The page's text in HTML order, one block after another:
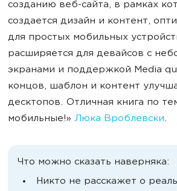
созданию веб-сайта, в рамках
создается дизайн и контент,
для простых мобильных
расширяется для девайсов с
экранами и поддержкой Media
концов, шаблон и контент
десктопов. Отличная книга по
мобильные!» Люка Вроблевски.
Что можно сказать наверняка:
Никто не расскажет о